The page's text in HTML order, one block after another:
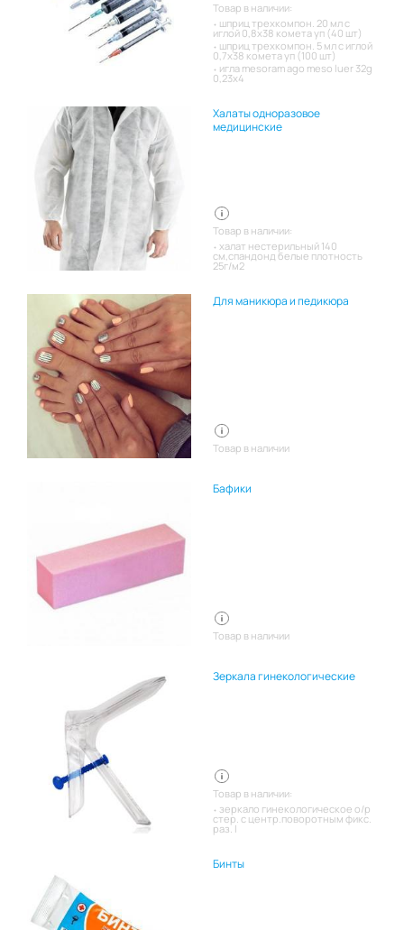
Товар в наличии:
шприц трехкомпон. 20 мл с
иглой 0,8х38 комета уп (40 шт)
шприц трехкомпон. 5 мл с иглой
0,7х38 комета уп (100 шт)
игла mesoram ago meso luer 32g
0,23x4
Халаты одноразовое
медицинские
Товар в наличии:
халат нестерильный 140
см,спандонд белые плотность
25г/м2
Для маникюра и педикюра
Товар в наличии
Бафики
Товар в наличии
Зеркала гинекологические
Товар в наличии:
зеркало гинекологическое о/р
стер. с центр.поворотным фикс.
раз. l
Бинты